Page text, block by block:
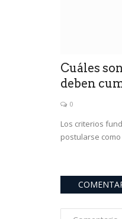
Cuáles
deben
0
Los criterios
postularse